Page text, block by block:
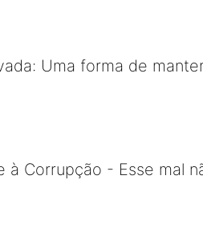
Uma forma de
à Corrupção - Esse mal